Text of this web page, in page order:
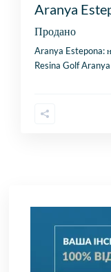
Aranya
Продано
Aranya Estepona:
Resina Golf